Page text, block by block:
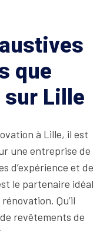
que
sur Lille
à Lille, il est
une entreprise de
d’expérience et de
le partenaire idéal
Qu’il
revêtements de